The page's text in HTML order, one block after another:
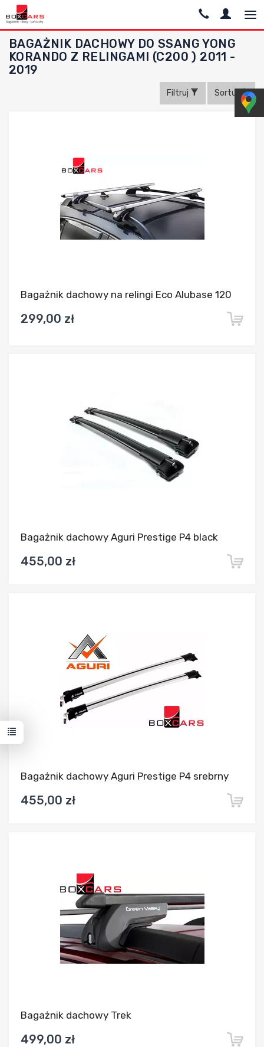
BAGAŻNIK DACHOWY DO SSANG YONG
KORANDO Z RELINGAMI (C200 ) 2011 -
2019
Filtruj Sortuj
Bagażnik dachowy na relingi Eco Alubase 120
299,00 zł
Bagażnik dachowy Aguri Prestige P4 black
455,00 zł
Bagażnik dachowy Aguri Prestige P4 srebrny
455,00 zł
Bagażnik dachowy Trek
499,00 zł